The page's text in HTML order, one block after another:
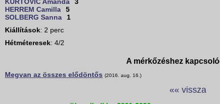
HERREM Camilla
5
SOLBERG Sanna
1
Kiállítások: 2 perc
Hétméteresek: 4/2
A mérkőzéshez
Megvan az összes elődöntős (2016. aug. 16.)
«« vissza